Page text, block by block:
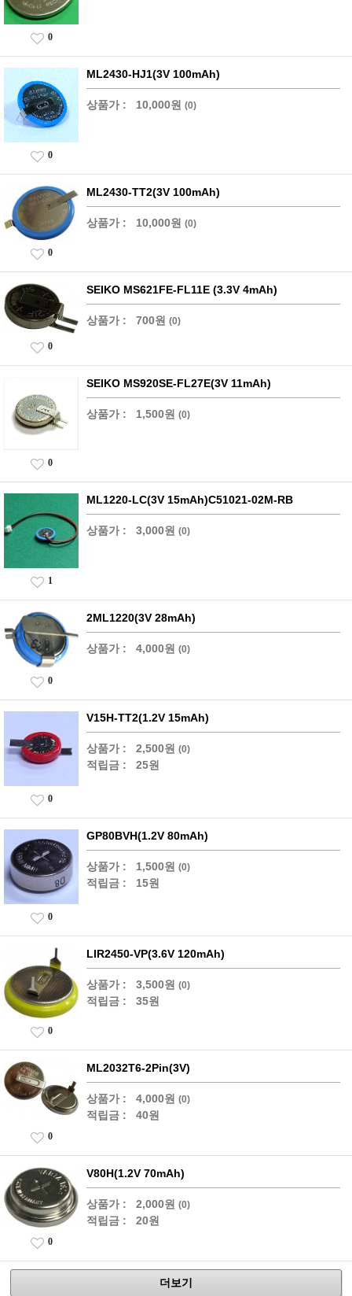
0
ML2430-HJ1(3V 100mAh)
상품가 : 10,000원 (0)
0
ML2430-TT2(3V 100mAh)
상품가 : 10,000원 (0)
0
SEIKO MS621FE-FL11E (3.3V 4mAh)
상품가 : 700원 (0)
0
SEIKO MS920SE-FL27E(3V 11mAh)
상품가 : 1,500원 (0)
0
ML1220-LC(3V 15mAh)C51021-02M-RB
상품가 : 3,000원 (0)
1
2ML1220(3V 28mAh)
상품가 : 4,000원 (0)
0
V15H-TT2(1.2V 15mAh)
상품가 : 2,500원 (0)
적립금 : 25원
0
GP80BVH(1.2V 80mAh)
상품가 : 1,500원 (0)
적립금 : 15원
0
LIR2450-VP(3.6V 120mAh)
상품가 : 3,500원 (0)
적립금 : 35원
0
ML2032T6-2Pin(3V)
상품가 : 4,000원 (0)
적립금 : 40원
0
V80H(1.2V 70mAh)
상품가 : 2,000원 (0)
적립금 : 20원
0
더보기